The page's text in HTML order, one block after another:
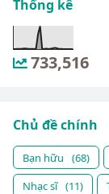
Thống kê
733,516
Chủ đề chính
Bạn hữu (68)
Nhạc sĩ (11)